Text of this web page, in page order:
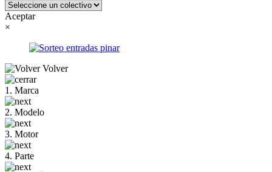
Aceptar
×
Volver
1. Marca
2. Modelo
3. Motor
4. Parte